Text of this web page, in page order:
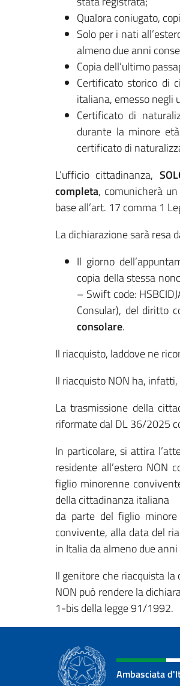
Qualora coniugato,
Solo per i nati
almeno due anni
Copia dell’ultimo
Certificato storico di
italiana, emesso negli
Certificato di
durante la minore
certificato di
L’ufficio cittadinanza,
completa, comunicherà
base all’art. 17 comma 1
La dichiarazione sarà resa
Il giorno
copia della stessa
– Swift code:
Consular), del diritto
consolare.
Il riacquisto, laddove ne
Il riacquisto NON ha,
La trasmissione della
riformate dal DL 36/2025
In particolare, si attira
residente all’estero NON
figlio minorenne
della cittadinanza italiana
da parte del figlio
convivente, alla data del
in Italia da almeno due
Il genitore che riacquista
NON può rendere la
1-bis della legge 91/1992.
Ambasciata